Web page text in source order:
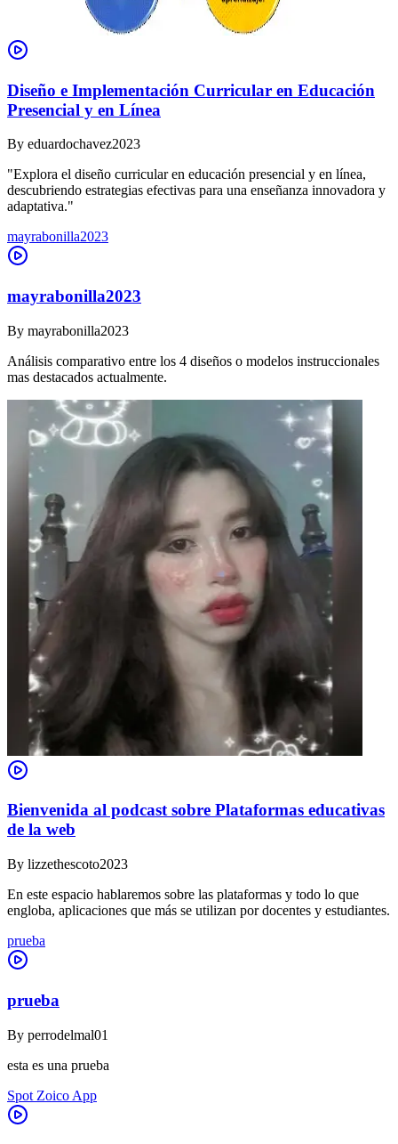
Diseño e Implementación Curricular en Educación
Presencial y en Línea
By eduardochavez2023
"Explora el diseño curricular en educación presencial y en línea,
descubriendo estrategias efectivas para una enseñanza innovadora y
adaptativa."
mayrabonilla2023
mayrabonilla2023
By mayrabonilla2023
Análisis comparativo entre los 4 diseños o modelos instruccionales
mas destacados actualmente.
Bienvenida al podcast sobre Plataformas educativas
de la web
By lizzethescoto2023
En este espacio hablaremos sobre las plataformas y todo lo que
engloba, aplicaciones que más se utilizan por docentes y estudiantes.
prueba
prueba
By perrodelmal01
esta es una prueba
Spot Zoico App